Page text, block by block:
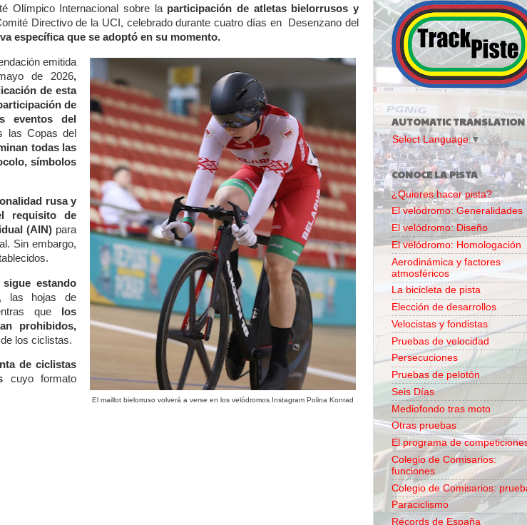
Olímpico Internacional sobre la participación de atletas bielorrusos y
Directivo de la UCI, celebrado durante cuatro días en Desenzano del
específica que se adoptó en su momento.
El maillot bielorruso volverá a verse en los velódromos.Instagram Polina Konrad
emitida
de 2026,
de esta
de
eventos del
las Copas del
todas las
símbolos
rusa y
requisito de
(AIN) para
Sin embargo,
estando
las hojas de
que los
prohibidos,
los ciclistas.
de ciclistas
cuyo formato
AUTOMATIC TRANSLATION
Select Language ▼
CONOCE LA PISTA
¿Quieres hacer pista?
El velódromo: Generalidades
El velódromo: Diseño
El velódromo: Homologación
Aerodinámica y factores
atmosféricos
La bicicleta de pista
Elección de desarrollos
Velocistas y fondistas
Pruebas de velocidad
Persecuciones
Pruebas de pelotón
Seis Días
Mediofondo tras moto
Otras pruebas
El programa de
Colegio de Comisarios:
funciones
Colegio de Comisarios:
Paraciclismo
Récords de España